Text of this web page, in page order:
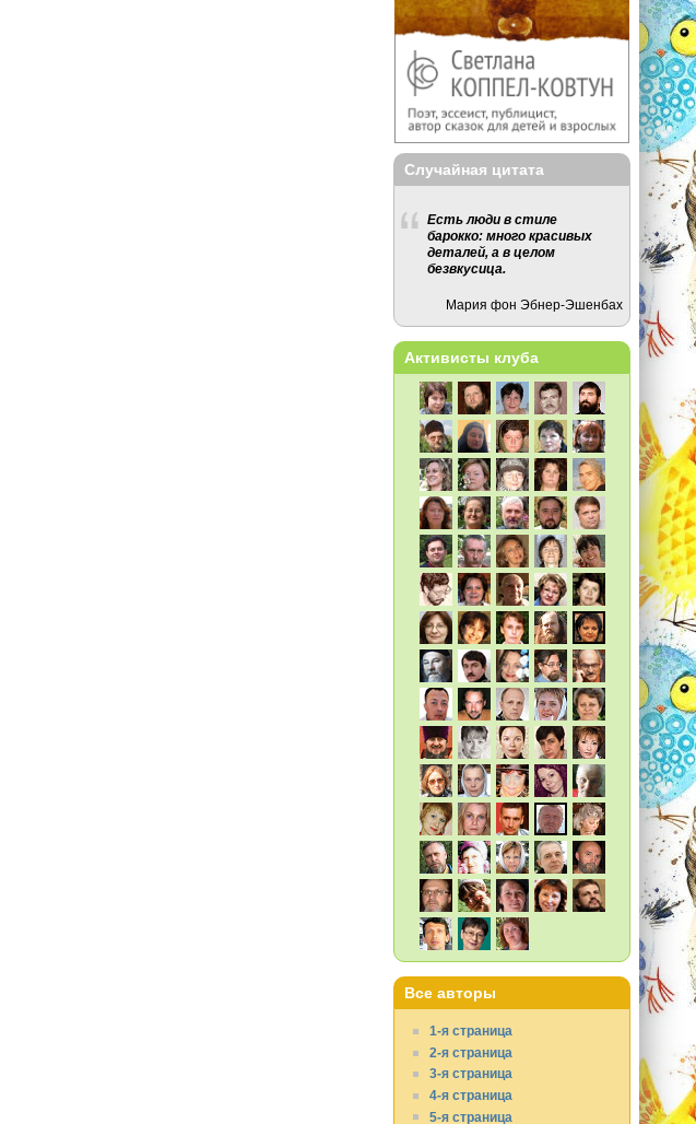
Случайная цитата
Есть люди в стиле
барокко: много красивых
деталей, а в целом
безвкусица.
Мария фон Эбнер-Эшенбах
Активисты клуба
Все авторы
1-я страница
2-я страница
3-я страница
4-я страница
5-я страница